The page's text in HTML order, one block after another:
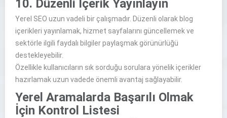
10. Düzenli İçerik Yayınlayın
Yerel SEO uzun vadeli bir çalışmadır. Düzenli olarak blog
içerikleri yayınlamak, hizmet sayfalarını güncellemek ve
sektörle ilgili faydalı bilgiler paylaşmak görünürlüğü
destekleyebilir.
Özellikle kullanıcıların sık sorduğu sorulara yönelik içerikler
hazırlamak uzun vadede önemli avantaj sağlayabilir.
Yerel Aramalarda Başarılı Olmak
İçin Kontrol Listesi